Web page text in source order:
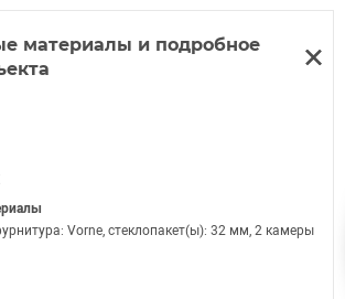
материалы и подробное
Vorne, стеклопакет(ы): 32 мм, 2 камеры